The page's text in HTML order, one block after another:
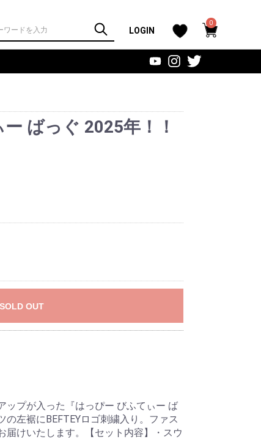
LOGIN
0
ばっぐ 2025年！！
SOLD OUT
ップが入った『はっぴー びふてぃー ば
の左裾にBEFTEYロゴ刺繍入り。ファス
届けいたします。【セット内容】・スウ